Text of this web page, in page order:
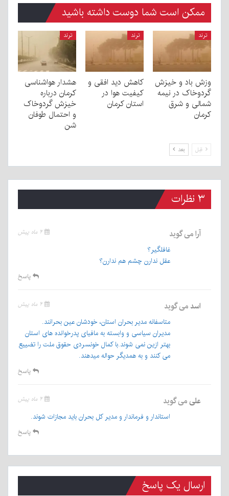
ممکن است شما دوست داشته باشید
ترند
وزش باد و خیزش
گردوخاک در نیمه
شمالی و شرق
کرمان
ترند
کاهش دید افقی و
کیفیت هوا در
استان کرمان
ترند
هشدار هواشناسی
کرمان درباره
خیزش گردوخاک
و احتمال طوفان
شن
قبل بعد
۳ نظرات
آرامی گوید ۲ ماه پیش
غافلگیر؟
عقل ندارن چشم هم ندارن؟
پاسخ
اسد می گوید ۲ ماه پیش
متاسفانه مدیر بحران استان، خودشان عین بحرانند.
مدیران سیاسی و وابسته به مافیای پدرخوانده های استان
بهتر ازین نمی شوند.با کمال خونسردی حقوق ملت را تضییع
می کنند و به همدیگر حواله میدهند.
پاسخ
علیمی گوید ۲ ماه پیش
استاندار و فرماندار و مدیر کل بحران باید مجازات شوند.
پاسخ
ارسال یک پاسخ